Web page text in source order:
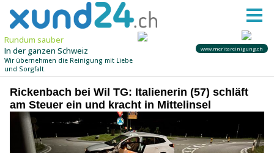
Rickenbach bei Wil TG: Italienerin (57) schläft
am Steuer ein und kracht in Mittelinsel